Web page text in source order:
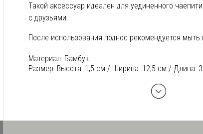
Такой аксессуар идеален для уединенного
с друзьями.
После использования поднос рекомендуется мыть
Материал: Бамбук
Размер: Высота: 1,5 см / Ширина: 12,5 см / Длина: